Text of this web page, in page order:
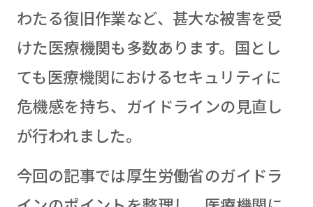
わたる復旧作業など、甚大な被害を受
けた医療機関も多数あります。国とし
ても医療機関におけるセキュリティに
危機感を持ち、ガイドラインの見直し
が行われました。
今回の記事では厚生労働省のガイドラ